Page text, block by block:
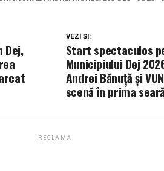
VEZI ȘI:
Start spectaculos
Municipiului Dej
Andrei Bănuță și
scenă în prima seară
Dej,
RECLAMĂ